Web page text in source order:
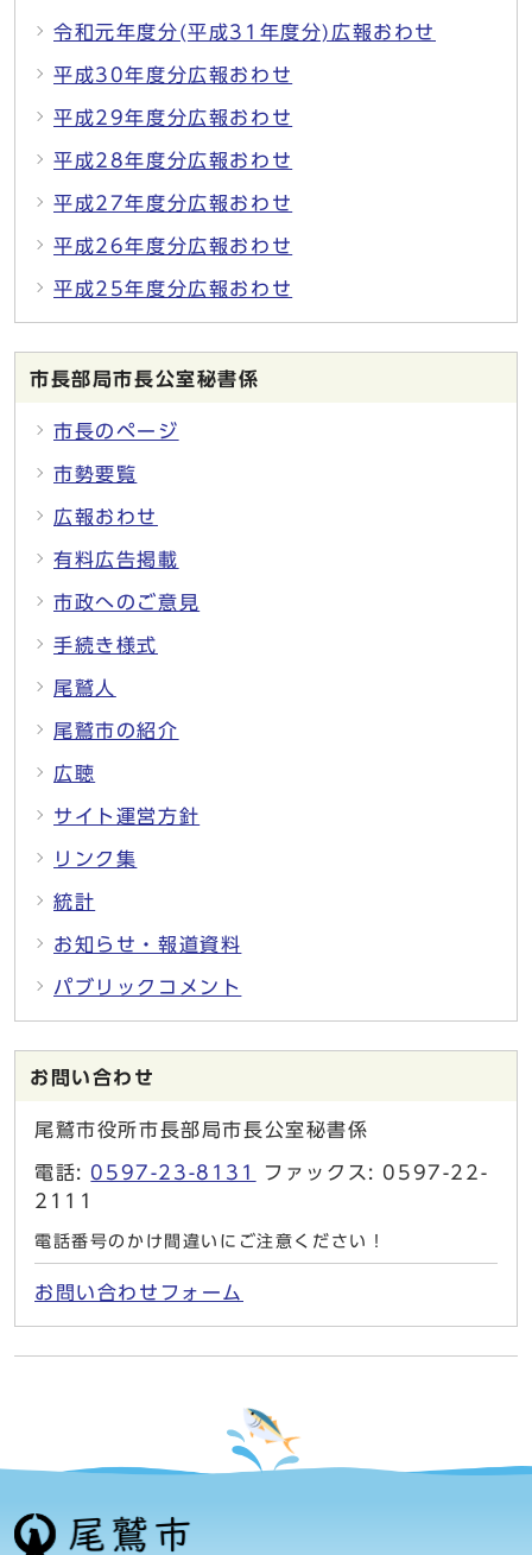
令和元年度分(平成31年度分)広報おわせ
平成30年度分広報おわせ
平成29年度分広報おわせ
平成28年度分広報おわせ
平成27年度分広報おわせ
平成26年度分広報おわせ
平成25年度分広報おわせ
市長部局市長公室秘書係
市長のページ
市勢要覧
広報おわせ
有料広告掲載
市政へのご意見
手続き様式
尾鷲人
尾鷲市の紹介
広聴
サイト運営方針
リンク集
統計
お知らせ・報道資料
パブリックコメント
お問い合わせ
尾鷲市役所市長部局市長公室秘書係
電話: 0597-23-8131
ファックス: 0597-22-
2111
電話番号のかけ間違いにご注意ください！
お問い合わせフォーム